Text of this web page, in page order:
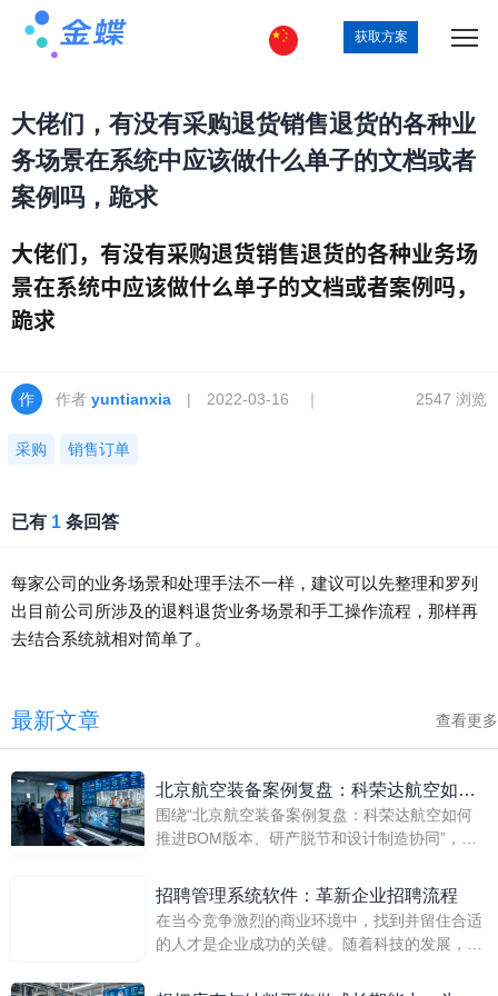
获取方案
大佬们，有没有采购退货销售退货的各种业
务场景在系统中应该做什么单子的文档或者
案例吗，跪求
大佬们，有没有采购退货销售退货的各种业务场
景在系统中应该做什么单子的文档或者案例吗，
跪求
作者 yuntianxia | 2022-03-16 ｜
采购 销售订单
2547 浏览
已有 1 条回答
每家公司的业务场景和处理手法不一样，建议可以先整理和罗列
出目前公司所涉及的退料退货业务场景和手工操作流程，那样再
去结合系统就相对简单了。
最新文章 查看更多
北京航空装备案例复盘：科荣达航空如何
推进BOM版本、研产脱节和设计制造协同
围绕“北京航空装备案例复盘：科荣达航空如何
推进BOM版本、研产脱节和设计制造协同”，文
版本、研产脱节和设计制造协同切入，说明装备
制造企业如何借助金蝶AI星空打通设计、制造、
供应链、成本和经营分析闭环，并结合案例成效
验证落地价值。
招聘管理系统软件：革新企业招聘流程
在当今竞争激烈的商业环境中，找到并留住合适
的人才是企业成功的关键。随着科技的发展，越
（RecruitmentManagementSystem,RMS）在